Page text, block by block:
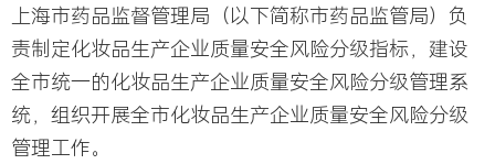
上海市药品监督管理局（以下简称市药品监管局）负
责制定化妆品生产企业质量安全风险分级指标，建设
全市统一的化妆品生产企业质量安全风险分级管理系
统，组织开展全市化妆品生产企业质量安全风险分级
管理工作。